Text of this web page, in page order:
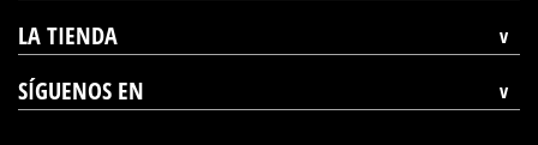
LA TIENDA
SÍGUENOS EN